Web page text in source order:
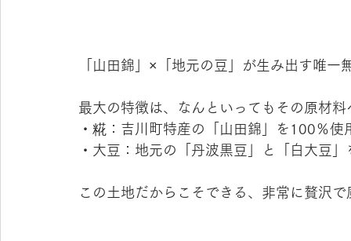
「山田錦」×「地元の豆」が生み出す唯一
最大の特徴は、なんといってもその原材
・糀：吉川町特産の「山田錦」を100％使
・大豆：地元の「丹波黒豆」と「白大豆」
この土地だからこそできる、非常に贅沢